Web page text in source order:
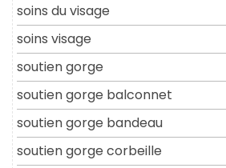
soins du visage
soins visage
soutien gorge
soutien gorge balconnet
soutien gorge bandeau
soutien gorge corbeille